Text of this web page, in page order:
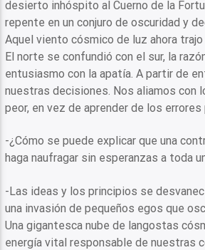
desierto inhóspito al Cuerno de la
repente en un conjuro de oscuridad y
Aquel viento cósmico de luz ahora
El norte se confundió con el sur, la
entusiasmo con la apatía. A partir de
nuestras decisiones. Nos aliamos con
peor, en vez de aprender de los
-¿Cómo se puede explicar que una
haga naufragar sin esperanzas a toda
-Las ideas y los principios se
una invasión de pequeños egos que
Una gigantesca nube de langostas
energía vital responsable de nuestras